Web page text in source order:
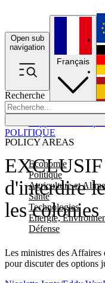
Open sub
navigation
Recherche
POLICY AREAS
Economie
Politique
Agriculture et
Santé
Technologies
Energie,
Défense
Français
d'interdire
les colonies
Les ministres des
pour discuter des options
POLITIQUE